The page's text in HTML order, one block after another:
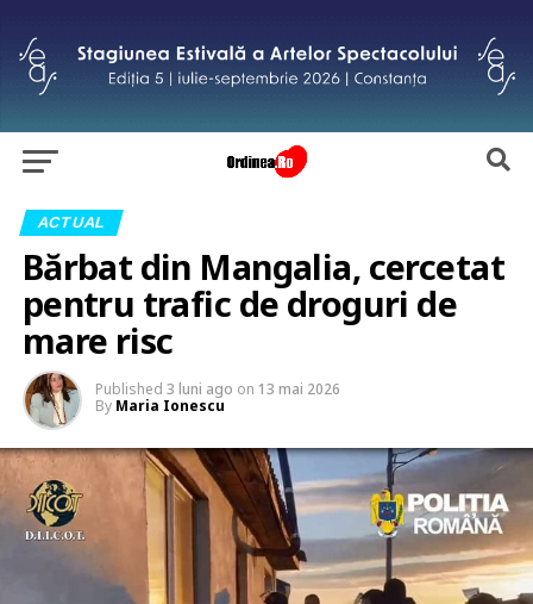
ACTUAL
Bărbat din Mangalia, cercetat
pentru trafic de droguri de
mare risc
Published 3 luni ago on 13 mai 2026
By Maria Ionescu